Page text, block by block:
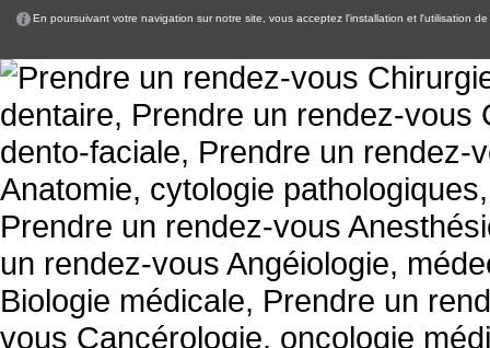
En poursuivant votre navigation sur notre site, vous acceptez l'installation et l'utilisation